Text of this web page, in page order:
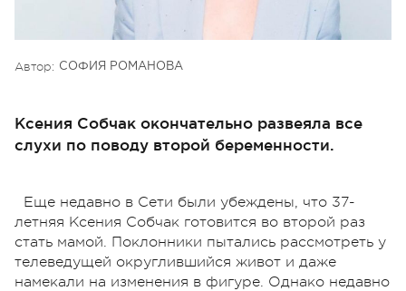
Автор: СОФИЯ РОМАНОВА
Ксения Собчак окончательно развеяла все
слухи по поводу второй беременности.
Еще недавно в Сети были убеждены, что 37-
летняя Ксения Собчак готовится во второй раз
стать мамой. Поклонники пытались рассмотреть у
телеведущей округлившийся живот и даже
намекали на изменения в фигуре. Однако недавно